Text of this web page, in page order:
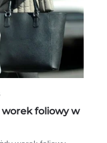
worek foliowy w